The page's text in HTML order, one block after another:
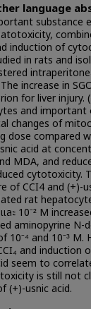
language
substance
induction of
in rats and
increase in
for liver injury.
and important
changes of
dose compared
acid at
MDA, and
cytotoxicity.
of CCI4 and (+)-
rat
ะ 10⁻² M
aminopyrine N-
10⁻⁴ and 10⁻³
and induction
seem to
is still not
(+)-usnic acid.